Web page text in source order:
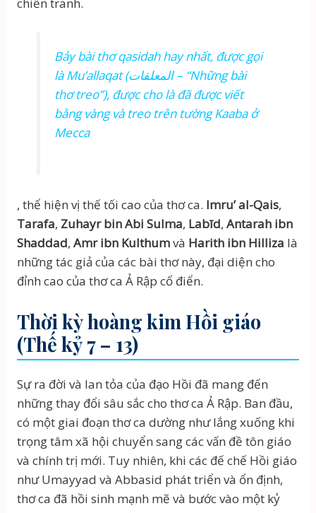
chiến tranh.
Bảy bài thơqasidahhay nhất, được gọi
làMu’allaqat(المعلقات – “Những bài
thơ treo”), được cho là đã được viết
bằng vàng và treo trên tường Kaaba ở
Mecca
, thể hiện vị thế tối cao của thơ ca. Imru’ al-Qais,
Tarafa, Zuhayr bin Abi Sulma, Labīd, Antarah ibn
Shaddad, Amr ibn Kulthumvà Harith ibn Hilliza là
những tác giả của các bài thơ này, đại diện cho
đỉnh cao của thơ ca Ả Rập cổ điển.
Thời kỳ hoàng kim Hồi giáo
(Thế kỷ 7 – 13)
Sự ra đời và lan tỏa của đạo Hồi đã mang đến
những thay đổi sâu sắc cho thơ ca Ả Rập. Ban đầu,
có một giai đoạn thơ ca dường như lắng xuống khi
trọng tâm xã hội chuyển sang các vấn đề tôn giáo
và chính trị mới. Tuy nhiên, khi các đế chế Hồi giáo
như Umayyad và Abbasid phát triển và ổn định,
thơ ca đã hồi sinh mạnh mẽ và bước vào một kỷ